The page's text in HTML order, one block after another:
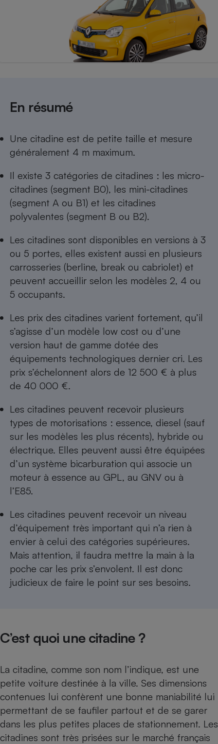
En résumé
Une citadine est de petite taille et mesure
généralement 4 m maximum.
Il existe 3 catégories de citadines : les micro-
citadines (segment B0), les mini-citadines
(segment A ou B1) et les citadines
polyvalentes (segment B ou B2).
Les citadines sont disponibles en versions à 3
ou 5 portes, elles existent aussi en plusieurs
carrosseries (berline, break ou cabriolet) et
peuvent accueillir selon les modèles 2, 4 ou
5 occupants.
Les prix des citadines varient fortement, qu’il
s’agisse d’un modèle low cost ou d’une
version haut de gamme dotée des
équipements technologiques dernier cri. Les
prix s’échelonnent alors de 12 500 € à plus
de 40 000 €.
Les citadines peuvent recevoir plusieurs
types de motorisations : essence, diesel (sauf
sur les modèles les plus récents), hybride ou
électrique. Elles peuvent aussi être équipées
d’un système bicarburation qui associe un
moteur à essence au GPL, au GNV ou à
l’E85.
Les citadines peuvent recevoir un niveau
d’équipement très important qui n’a rien à
envier à celui des catégories supérieures.
Mais attention, il faudra mettre la main à la
poche car les prix s’envolent. Il est donc
judicieux de faire le point sur ses besoins.
C’est quoi une citadine ?
La citadine, comme son nom l’indique, est une
petite voiture destinée à la ville. Ses dimensions
contenues lui confèrent une bonne maniabilité lui
permettant de se faufiler partout et de se garer
dans les plus petites places de stationnement. Les
citadines sont très prisées sur le marché français
Plaque de cuisson à
Ventilateur
Cafetière à expressos
Robot ménager
Téléphone mobile -
Smartphone